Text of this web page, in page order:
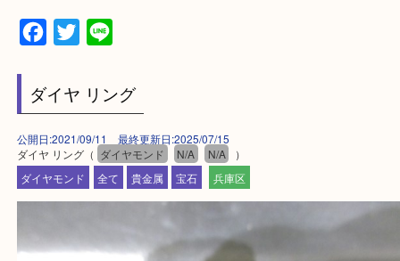
み下さい。
・三宮駅の地下を通って頂ければ天候に左右されず
けます。
・近隣にコインパーキングが多数あるので、お車で
にも便利です。
・店舗には珍しく10時から21時まで営業してます